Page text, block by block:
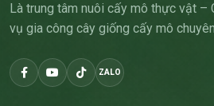
Là trung tâm nuôi cấy mô thực vật –
vụ gia công cây giống cấy mô
ZALO